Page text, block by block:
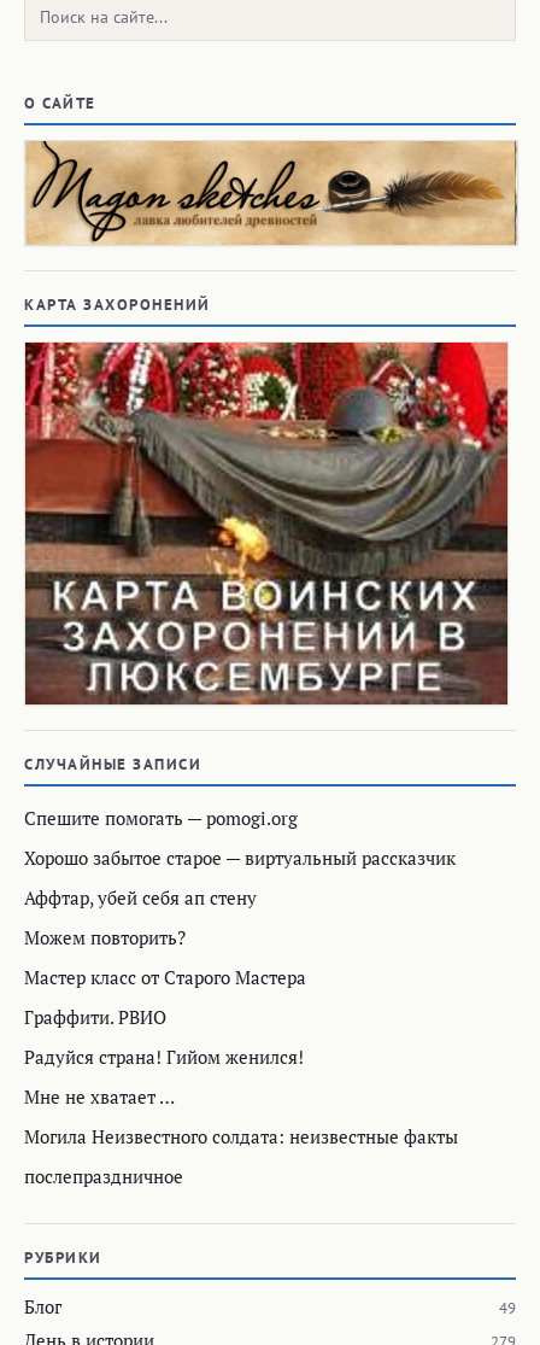
Поиск:
О САЙТЕ
КАРТА ЗАХОРОНЕНИЙ
СЛУЧАЙНЫЕ ЗАПИСИ
Спешите помогать — pomogi.org
Хорошо забытое старое — виртуальный рассказчик
Аффтар, убей себя ап стену
Можем повторить?
Мастер класс от Старого Мастера
Граффити. РВИО
Радуйся страна! Гийом женился!
Мне не хватает …
Могила Неизвестного солдата: неизвестные факты
послепраздничное
РУБРИКИ
Блог 49
День в истории